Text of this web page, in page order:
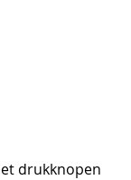
drukknopen